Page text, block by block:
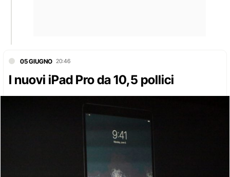
05 GIUGNO 20:46
I nuovi iPad Pro da 10,5 pollici